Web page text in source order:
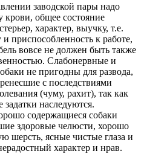
заводской пары надо
крови, общее состояние
характер, выучку, т.е.
и приспособленность к работе,
вовсе не должен быть также
Слабонервные и
не пригодны для развода,
с последствиями
(чуму, рахит), так как
задатки наследуются.
содержащиеся собаки
здоровые челюсти, хорошо
шерсть, ясные чистые глаза и
характер и нрав.